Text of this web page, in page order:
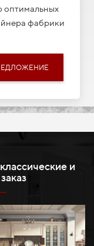
оптимальных
фабрики
и